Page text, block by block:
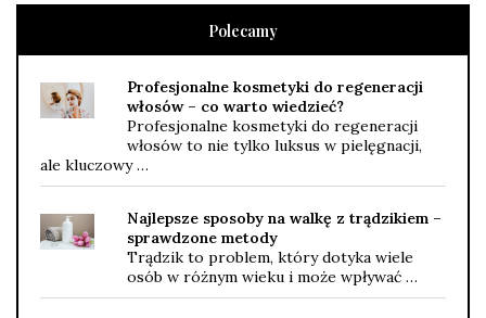
Polecamy
Profesjonalne kosmetyki do regeneracji
włosów – co warto wiedzieć?
Profesjonalne kosmetyki do regeneracji
włosów to nie tylko luksus w pielęgnacji,
ale kluczowy …
Najlepsze sposoby na walkę z trądzikiem –
sprawdzone metody
Trądzik to problem, który dotyka wiele
osób w różnym wieku i może wpływać …